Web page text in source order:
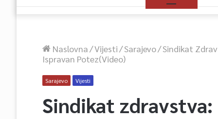
Naslovna/Vijesti/Sarajevo/Sindikat
Ispravan Potez(Video)
Sarajevo Vijesti
Sindikat